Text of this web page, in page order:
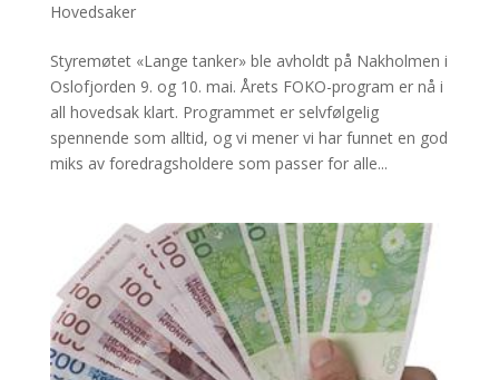
Hovedsaker
Styremøtet «Lange tanker» ble avholdt på Nakholmen i
Oslofjorden 9. og 10. mai. Årets FOKO-program er nå i
all hovedsak klart. Programmet er selvfølgelig
spennende som alltid, og vi mener vi har funnet en god
miks av foredragsholdere som passer for alle...